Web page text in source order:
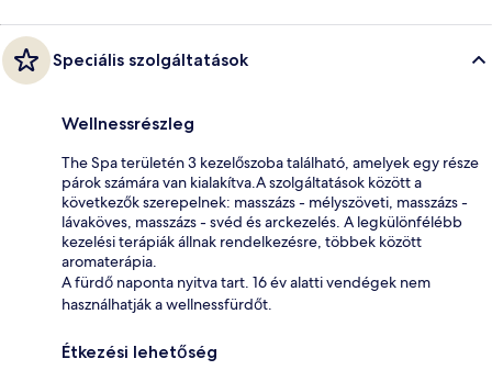
Speciális szolgáltatások
Wellnessrészleg
The Spa területén 3 kezelőszoba található, amelyek egy része
párok számára van kialakítva.A szolgáltatások között a
következők szerepelnek: masszázs - mélyszöveti, masszázs -
lávaköves, masszázs - svéd és arckezelés. A legkülönfélébb
kezelési terápiák állnak rendelkezésre, többek között
aromaterápia.
A fürdő naponta nyitva tart. 16 év alatti vendégek nem
használhatják a wellnessfürdőt.
Étkezési lehetőség